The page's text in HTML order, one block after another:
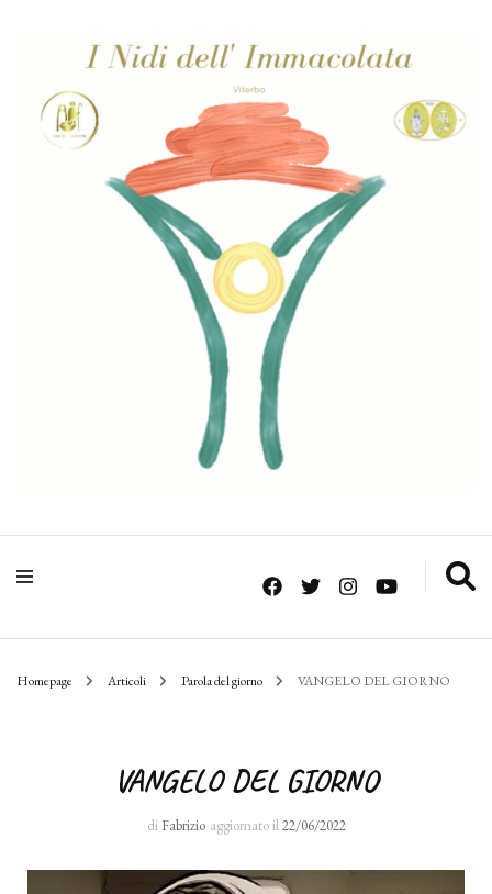
Homepage Articoli Parola del giorno VANGELO DEL GIORNO
VANGELO DEL GIORNO
di Fabrizio aggiornato il22/06/2022